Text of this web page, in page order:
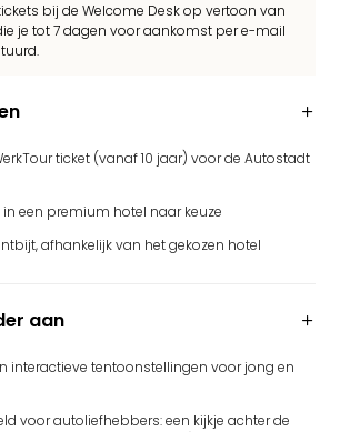
bij de Welcome Desk op vertoon van
je tot 7 dagen voor aankomst per e-mail
ticket (vanaf 10 jaar) voor de Autostadt
een premium hotel naar keuze
afhankelijk van het gekozen hotel
aan
interactieve tentoonstellingen voor jong en
voor autoliefhebbers: een kijkje achter de